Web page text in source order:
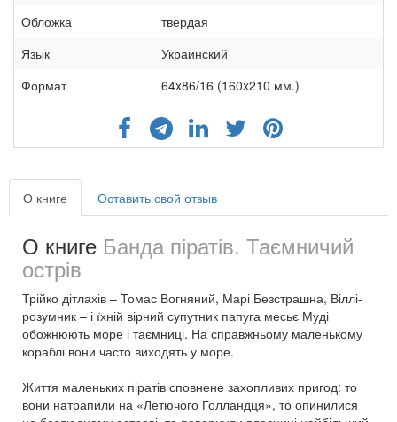
Обложка
твердая
Язык
Украинский
Формат
64x86/16 (160x210 мм.)
О книге Оставить свой отзыв
О книге Банда піратів. Таємничий
острів
Трійко дітлахів – Томас Вогняний, Марі Безстрашна, Віллі-
розумник – і їхній вірний супутник папуга месьє Муді
обожнюють море і таємниці. На справжньому маленькому
кораблі вони часто виходять у море.
Життя маленьких піратів сповнене захопливих пригод: то
вони натрапили на «Летючого Голландця», то опинилися